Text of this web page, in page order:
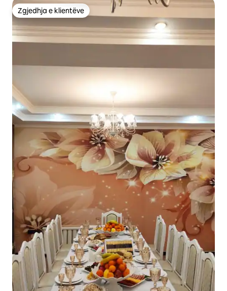
Zgjedhja e klientëve
Zgjedhja e klientëve